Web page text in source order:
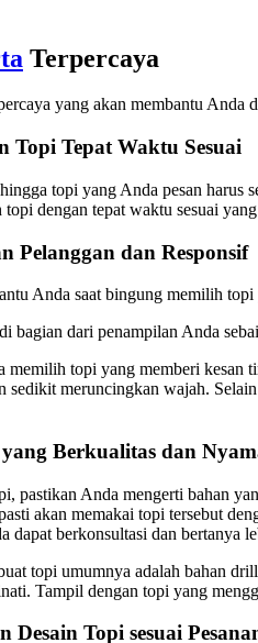
Terpercaya
yang akan membantu
Topi Tepat Waktu Sesuai
topi yang Anda pesan harus
dengan tepat waktu sesuai
Pelanggan dan Responsif
Anda saat bingung memilih
bagian dari penampilan Anda
memilih topi yang memberi
sedikit meruncingkan wajah.
Berkualitas dan
pastikan Anda mengerti bahan
akan memakai topi tersebut
dapat berkonsultasi dan bertanya
topi umumnya adalah bahan
Tampil dengan topi yang
Topi sesuai